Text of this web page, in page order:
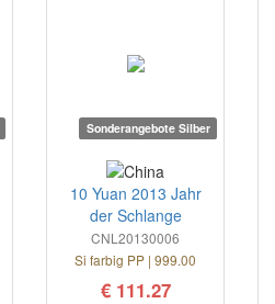
Sonderangebote Silber
10 Yuan 2013 Jahr
der Schlange
CNL20130006
Si farbig PP | 999.00
€ 111.27